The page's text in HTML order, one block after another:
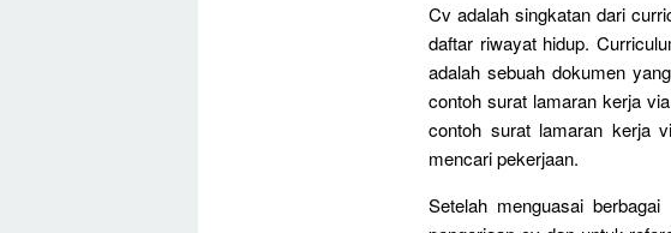
Cv adalah singkatan dari
daftar riwayat hidup.
adalah sebuah dokumen
contoh surat lamaran kerja
contoh surat lamaran kerja
mencari pekerjaan.
Setelah menguasai